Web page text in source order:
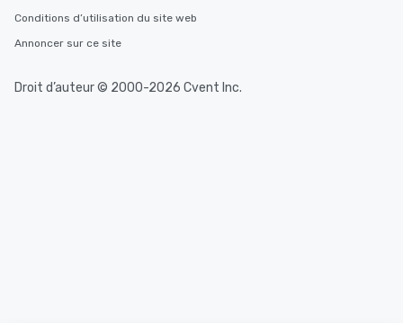
Conditions d’utilisation du site web
Annoncer sur ce site
Droit d’auteur © 2000-2026 Cvent Inc.